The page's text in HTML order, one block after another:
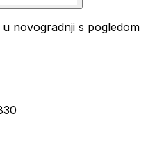
u novogradnji s pogledom